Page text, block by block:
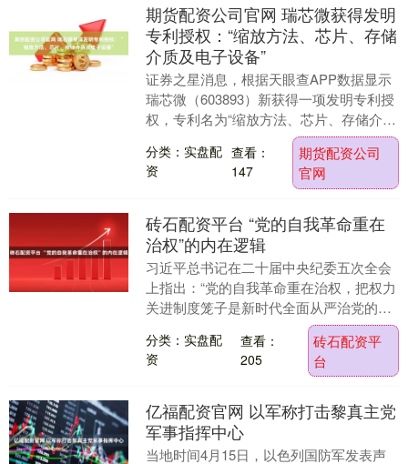
期货配资公司官网 瑞芯微获得发明
专利授权：“缩放方法、芯片、存储
介质及电子设备”
证券之星消息，根据天眼查APP数据显示
瑞芯微（603893）新获得一项发明专利授
权，专利名为“缩放方法、芯片、存储介质
及电子设备”，专利申请号为CN202211....
分类：实盘配
资
查看：
147
期货配资公司
官网
砖石配资平台 “党的自我革命重在
治权”的内在逻辑
习近平总书记在二十届中央纪委五次全会
上指出：“党的自我革命重在治权，把权力
关进制度笼子是新时代全面从严治党的一
项重要任务。”这一重要论述立足马克思主
义建党学说，....
分类：实盘配
资
查看：
205
砖石配资平
台
亿福配资官网 以军称打击黎真主党
军事指挥中心
当地时间4月15日，以色列国防军发表声